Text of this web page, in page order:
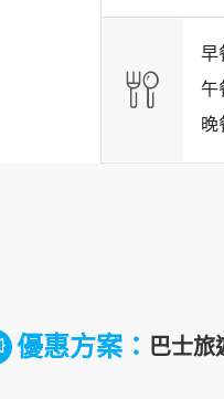
優惠方案： 巴士旅
早
午
晚